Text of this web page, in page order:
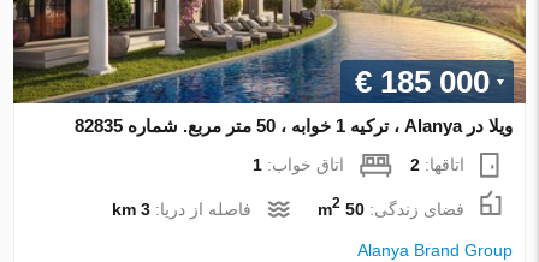
€ 185 000
ویلا در Alanya ، ترکیه 1 خوابه ، 50 متر مربع. شماره 82835
اتاقها:2 اتاق خواب:1
فضای زندگی:50 m
2 فاصله از دریا:3 km
Alanya Brand Group